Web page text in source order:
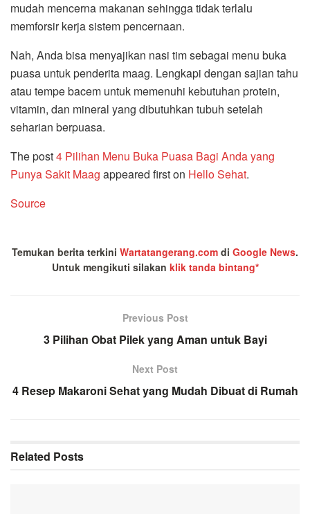
mudah mencerna makanan sehingga tidak terlalu
memforsir kerja sistem pencernaan.
Nah, Anda bisa menyajikan nasi tim sebagai menu buka
puasa untuk penderita maag. Lengkapi dengan sajian tahu
atau tempe bacem untuk memenuhi kebutuhan protein,
vitamin, dan mineral yang dibutuhkan tubuh setelah
seharian berpuasa.
The post4 Pilihan Menu Buka Puasa Bagi Anda yang
Punya Sakit Maag appeared first on Hello Sehat.
Source
Temukan berita terkini Wartatangerang.com di Google News.
Untuk mengikuti silakan klik tanda bintang*
Previous Post
3 Pilihan Obat Pilek yang Aman untuk Bayi
Next Post
4 Resep Makaroni Sehat yang Mudah Dibuat di Rumah
Related Posts